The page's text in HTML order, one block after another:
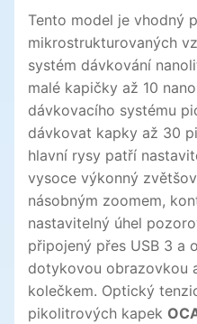
Měření
norem
Tento model je vhodný
mikrostrukturovaných
systém dávkování
malé kapičky až 10
dávkovacího systému
dávkovat kapky až 30
hlavní rysy patří
vysoce výkonný
násobným zoomem,
nastavitelný úhel
připojený přes USB 3 a
dotykovou obrazovkou
kolečkem. Optický
pikolitrových kapek